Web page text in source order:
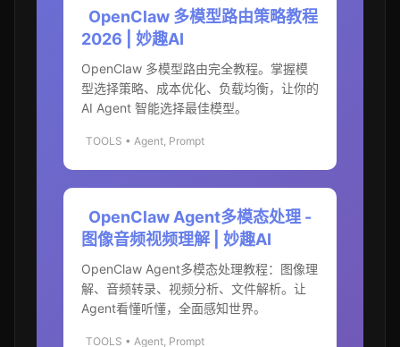
OpenClaw 多模型路由策略教程
2026 | 妙趣AI
OpenClaw 多模型路由完全教程。掌握模
型选择策略、成本优化、负载均衡，让你的
AI Agent 智能选择最佳模型。
TOOLS • Agent, Prompt
OpenClaw Agent多模态处理 -
图像音频视频理解 | 妙趣AI
OpenClaw Agent多模态处理教程：图像理
解、音频转录、视频分析、文件解析。让
Agent看懂听懂，全面感知世界。
TOOLS • Agent, Prompt